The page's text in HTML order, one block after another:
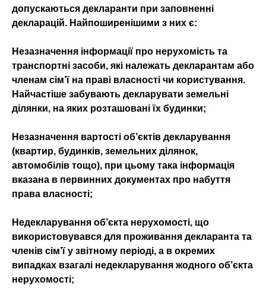
допускаються декларанти при заповненні
декларацій. Найпоширенішими з них є:
Незазначення інформації про нерухомість та
транспортні засоби, які належать декларантам або
членам сім’ї на праві власності чи користування.
Найчастіше забувають декларувати земельні
ділянки, на яких розташовані їх будинки;
Незазначення вартості об’єктів декларування
(квартир, будинків, земельних ділянок,
автомобілів тощо), при цьому така інформація
вказана в первинних документах про набуття
права власності;
Недекларування об’єкта нерухомості, що
використовувався для проживання декларанта та
членів сім’ї у звітному періоді, а в окремих
випадках взагалі недекларування жодного об’єкта
нерухомості;